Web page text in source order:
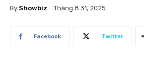
By Showbiz Tháng 8 31, 2025
Facebook Twitter